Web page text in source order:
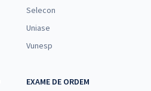
Selecon
Uniase
Vunesp
EXAME DE ORDEM